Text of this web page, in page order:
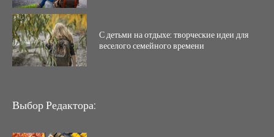
С детьми на отдыхе: творческие идеи для
веселого семейного времени
Выбор Редактора: